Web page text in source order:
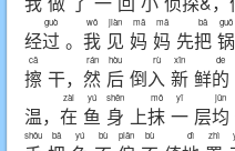
经过
guò
。 我
wǒ
见
jiàn
妈
mā
妈
mā
先把
bǎ
锅
guō
擦
cā
干， 然
rán
后
hòu
倒入
rù
新
xīn
鲜的
de
温， 在
zài
鱼
yú
身
shēn
上抹
mǒ
一
yī
层均
jūn
shǒu bǎ yú bù piān bù dì zhì